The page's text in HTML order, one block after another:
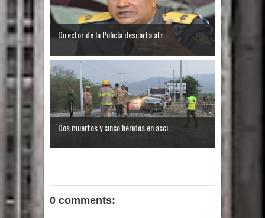
Director de la Policía descarta atr...
Dos muertos y cinco heridos en acci...
0 comments: